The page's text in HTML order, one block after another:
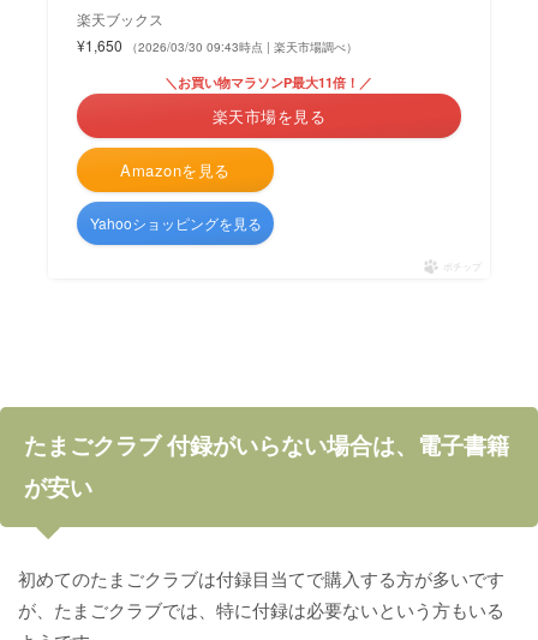
楽天ブックス
¥1,650
（2026/03/30 09:43時点 | 楽天市場調べ）
Amazonを見る
＼お買い物マラソンP最大11倍！／
楽天市場を見る
Yahooショッピングを見る
ポチップ
たまごクラブ 付録がいらない場合は、電子書籍
が安い
初めてのたまごクラブは付録目当てで購入する方が多いです
が、たまごクラブでは、特に付録は必要ないという方もいる